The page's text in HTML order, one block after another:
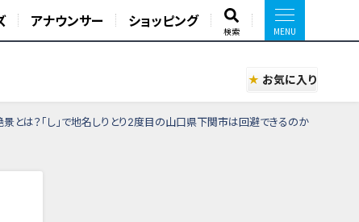
アナウンサー ショッピング
検索
お気に入り
とは？「し」で地名しりとり2度目の山口県下関市は回避できるのか